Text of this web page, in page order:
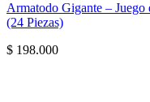
Armatodo Gigante –
(24 Piezas)
$ 198.000